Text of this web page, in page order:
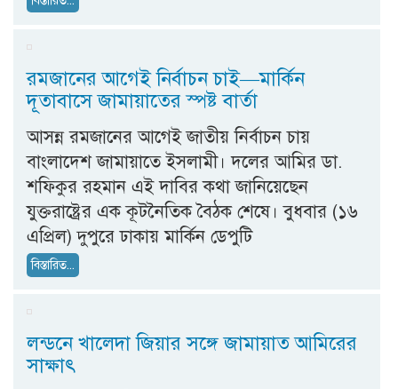
রমজানের আগেই নির্বাচন চাই—মার্কিন
দূতাবাসে জামায়াতের স্পষ্ট বার্তা
আসন্ন রমজানের আগেই জাতীয় নির্বাচন চায়
বাংলাদেশ জামায়াতে ইসলামী। দলের আমির ডা.
শফিকুর রহমান এই দাবির কথা জানিয়েছেন
যুক্তরাষ্ট্রের এক কূটনৈতিক বৈঠক শেষে। বুধবার (১৬
এপ্রিল) দুপুরে ঢাকায় মার্কিন ডেপুটি
বিস্তারিত...
লন্ডনে খালেদা জিয়ার সঙ্গে জামায়াত আমিরের
সাক্ষাৎ